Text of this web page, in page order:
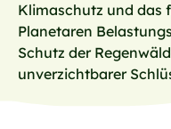
Klimaschutz und das
Planetaren
Schutz der
unverzichtbarer